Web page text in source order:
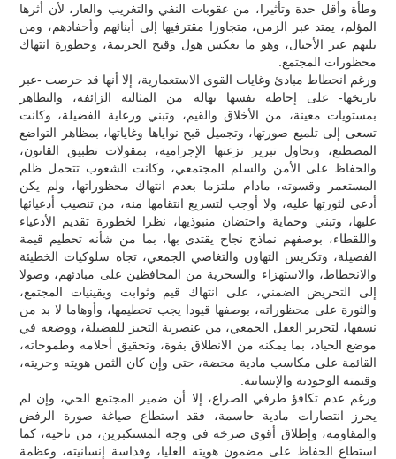
وطأة وأقل حدة وتأثيرا، من عقوبات النفي والتغريب والعار، لأن أثرها
المؤلم، يمتد عبر الزمن، متجاوزا مقترفيها إلى أبنائهم وأحفادهم، ومن
يليهم عبر الأجيال، وهو ما يعكس هول وقبح الجريمة، وخطورة انتهاك
محظورات المجتمع.
ورغم انحطاط مبادئ وغايات القوى الاستعمارية، إلا أنها قد حرصت -عبر
تاريخها- على إحاطة نفسها بهالة من المثالية الزائفة، والتظاهر
بمستويات معينة، من الأخلاق والقيم، وتبني ورعاية الفضيلة، وكانت
تسعى إلى تلميع صورتها، وتجميل قبح نواياها وغاياتها، بمظاهر التواضع
المصطنع، وتحاول تبرير نزعتها الإجرامية، بمقولات تطبيق القانون،
والحفاظ على الأمن والسلم المجتمعي، وكانت الشعوب تتحمل ظلم
المستعمر وقسوته، مادام ملتزما بعدم انتهاك محظوراتها، ولم يكن
أدعى لثورتها عليه، ولا أوجب لتسريع انتقامها منه، من تنصيب أدعيائها
عليها، وتبني وحماية واحتضان منبوذيها، نظرا لخطورة تقديم الأدعياء
واللقطاء، بوصفهم نماذج نجاح يقتدى بها، بما من شأنه تحطيم قيمة
الفضيلة، وتكريس التهاون والتغاضي الجمعي، تجاه سلوكيات الخطيئة
والانحطاط، والاستهزاء والسخرية من المحافظين على مبادئهم، وصولا
إلى التحريض الضمني، على انتهاك قيم وثوابت ويقينيات المجتمع،
والثورة على محظوراته، بوصفها قيودا يجب تحطيمها، وأوهاما لا بد من
نسفها، لتحرير العقل الجمعي، من عنصرية التحيز للفضيلة، ووضعه في
موضع الحياد، بما يمكنه من الانطلاق بقوة، وتحقيق أحلامه وطموحاته،
القائمة على مكاسب مادية محضة، حتى وإن كان الثمن هويته وحريته،
وقيمته الوجودية والإنسانية.
ورغم عدم تكافؤ طرفي الصراع، إلا أن ضمير المجتمع الحي، وإن لم
يحرز انتصارات مادية حاسمة، فقد استطاع صياغة صورة الرفض
والمقاومة، وإطلاق أقوى صرخة في وجه المستكبرين، من ناحية، كما
استطاع الحفاظ على مضمون هويته العليا، وقداسة إنسانيته، وعظمة